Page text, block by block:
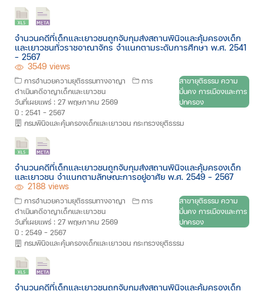
จำนวนคดีที่เด็กและเยาวชนถูกจับกุมส่งสถานพินิจและคุ้มครองเด็ก
และเยาวชนทั่วราชอาณาจักร จำแนกตามระดับการศึกษา พ.ศ. 2541
- 2567
3549 views
การอำนวยความยุติธรรมทางอาญา
การ
ดำเนินคดีอาญาเด็กและเยาวชน
วันที่เผยแพร่ : 27 พฤษภาคม 2569
ปี : 2541 - 2567
สาขายุติธรรม ความ
มั่นคง การเมืองและการ
ปกครอง
กรมพินิจและคุ้มครองเด็กและเยาวชน กระทรวงยุติธรรม
จำนวนคดีที่เด็กและเยาวชนถูกจับกุมส่งสถานพินิจและคุ้มครองเด็ก
และเยาวชน จำแนกตามลักษณะการอยู่อาศัย พ.ศ. 2549 - 2567
2188 views
การอำนวยความยุติธรรมทางอาญา
การ
ดำเนินคดีอาญาเด็กและเยาวชน
วันที่เผยแพร่ : 27 พฤษภาคม 2569
ปี : 2549 - 2567
สาขายุติธรรม ความ
มั่นคง การเมืองและการ
ปกครอง
กรมพินิจและคุ้มครองเด็กและเยาวชน กระทรวงยุติธรรม
จำนวนคดีที่เด็กและเยาวชนถูกจับกุมส่งสถานพินิจและคุ้มครองเด็ก